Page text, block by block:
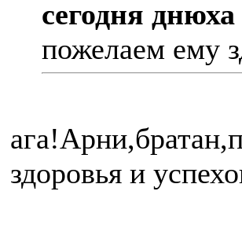
сегодня
пожелаем ему
здоровья и